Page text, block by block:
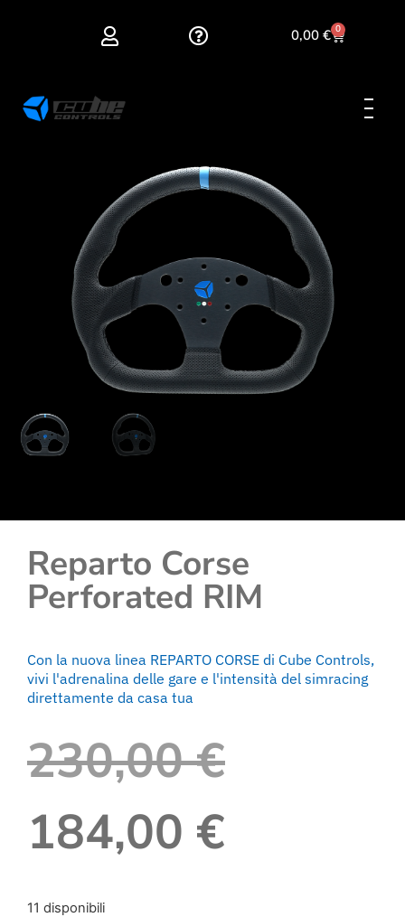
0,00 € 0
Reparto Corse
Perforated RIM
Con la nuova linea REPARTO CORSE di Cube Controls,
vivi l'adrenalina delle gare e l'intensità del simracing
direttamente da casa tua
230,00€
184,00 €
11 disponibili